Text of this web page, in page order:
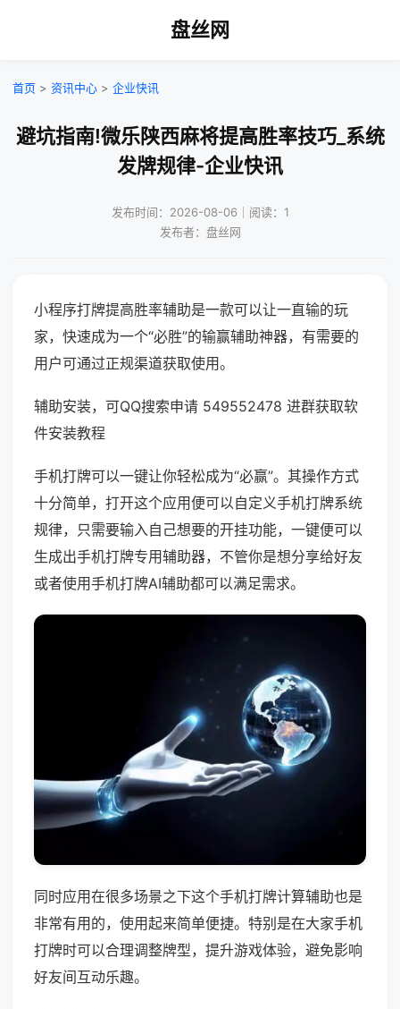
盘丝网
首页 > 资讯中心 > 企业快讯
避坑指南!微乐陕西麻将提高胜率技巧_系统
发牌规律-企业快讯
发布时间：2026-08-06｜阅读：1
发布者：盘丝网
小程序打牌提高胜率辅助是一款可以让一直输的玩
家，快速成为一个“必胜”的输赢辅助神器，有需要的
用户可通过正规渠道获取使用。
辅助安装，可QQ搜索申请 549552478 进群获取软
件安装教程
手机打牌可以一键让你轻松成为“必赢”。其操作方式
十分简单，打开这个应用便可以自定义手机打牌系统
规律，只需要输入自己想要的开挂功能，一键便可以
生成出手机打牌专用辅助器，不管你是想分享给好友
或者使用手机打牌AI辅助都可以满足需求。
同时应用在很多场景之下这个手机打牌计算辅助也是
非常有用的，使用起来简单便捷。特别是在大家手机
打牌时可以合理调整牌型，提升游戏体验，避免影响
好友间互动乐趣。